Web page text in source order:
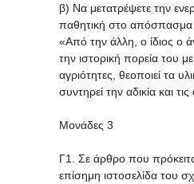
β) Να μετατρέψετε την
παθητική στο απόσπασμα
«Από την άλλη, ο ίδιος ο
την ιστορική πορεία του
αγριότητες, θεοποιεί τα
συντηρεί την αδικία και τις
Μονάδες 3
Γ1. Σε άρθρο που
επίσημη ιστοσελίδα του